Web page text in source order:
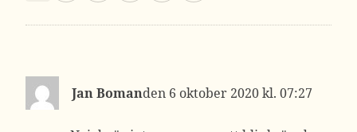
Jan Boman 6 oktober 2020 kl. 07:27